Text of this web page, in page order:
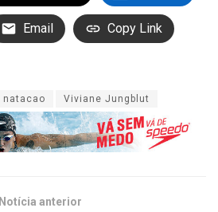
Email Copy Link
natacao Viviane Jungblut
Notícia anterior